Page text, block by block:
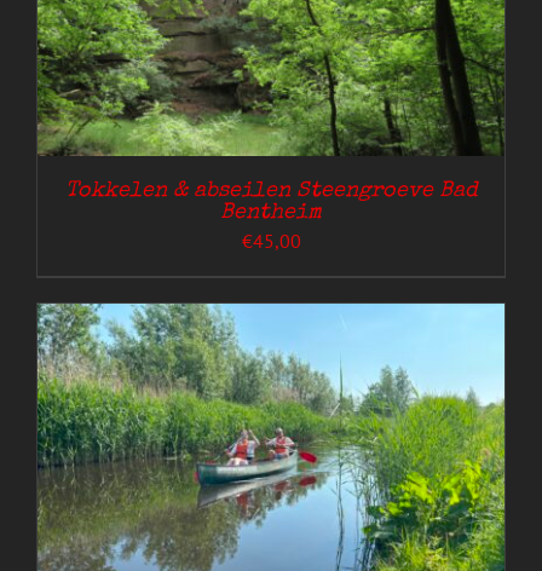
Tokkelen & abseilen Steengroeve Bad
Bentheim
€45,00